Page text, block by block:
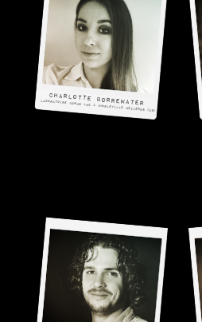
Charlotte Borrewater
Laboratoire CORUS LMB à Charleville Mézières (08)